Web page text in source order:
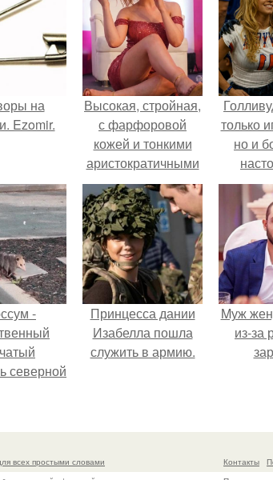
на
Ezomir.
Высокая, стройная,
с фарфоровой
кожей и тонкими
аристократичными
чертами, эль
выглядит так, будто
сошла с полотна
художника.
только
но и
-
северной
Принцесса дании
Изабелла пошла
служить в армию.
Mуж
из-за
всех простыми словами Контакты